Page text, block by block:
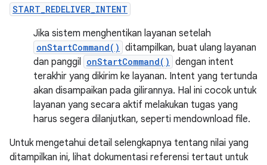
START_REDELIVER_INTENT
Jika sistem menghentikan layanan setelah
onStartCommand() ditampilkan, buat ulang layanan
dan panggil onStartCommand() dengan intent
terakhir yang dikirim ke layanan. Intent yang tertunda
akan disampaikan pada gilirannya. Hal ini cocok untuk
layanan yang secara aktif melakukan tugas yang
harus segera dilanjutkan, seperti mendownload file.
Untuk mengetahui detail selengkapnya tentang nilai yang
ditampilkan ini, lihat dokumentasi referensi tertaut untuk